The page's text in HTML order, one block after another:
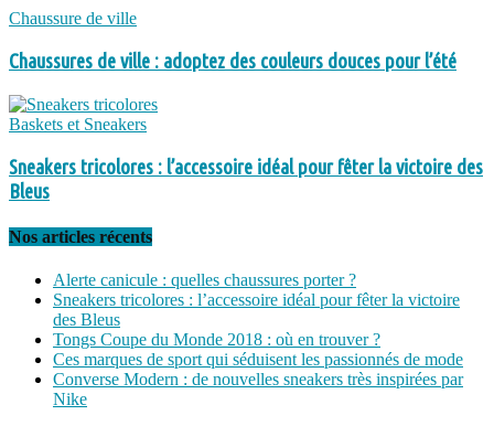
Chaussure de ville
Chaussures de ville : adoptez des couleurs douces pour l’été
Baskets et Sneakers
Sneakers tricolores : l’accessoire idéal pour fêter la victoire des
Bleus
Nos articles récents
Alerte canicule : quelles chaussures porter ?
Sneakers tricolores : l’accessoire idéal pour fêter la victoire
des Bleus
Tongs Coupe du Monde 2018 : où en trouver ?
Ces marques de sport qui séduisent les passionnés de mode
Converse Modern : de nouvelles sneakers très inspirées par
Nike